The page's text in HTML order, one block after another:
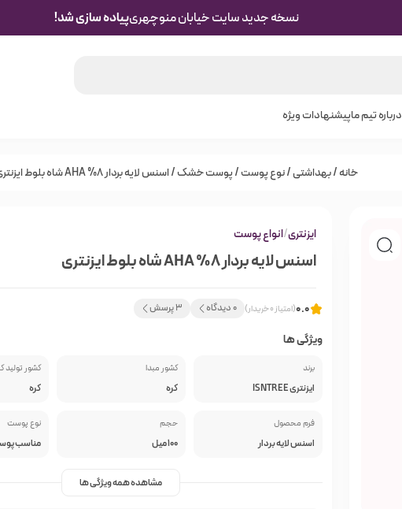
نسخه جدید سایت خیابان منوچهریپیاده سازی شد!
درباره تیم ماپیشنهادات ویژه
خانه/بهداشتی/نوع پوست/پوست خشک/ اسنس لایه بردار 8% AHA شاه بلوط ایزنتری
ایزنتری/انواع پوست
اسنس لایه بردار 8% AHA شاه بلوط ایزنتری
0.0(امتیاز 0 خریدار) 0 دیدگاه 3 پرسش
ویژگی ها
برند
ایزنتری ISNTREE
کشور مبدا
کره
کشور تولید
کره
فرم محصول
اسنس لایه بردار
حجم
100 میل
نوع پوست
مشاهده همه ویژگی ها